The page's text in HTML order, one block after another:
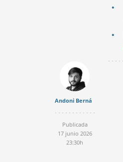
Andoni Berná
Publicada
17 junio 2026
23:30h